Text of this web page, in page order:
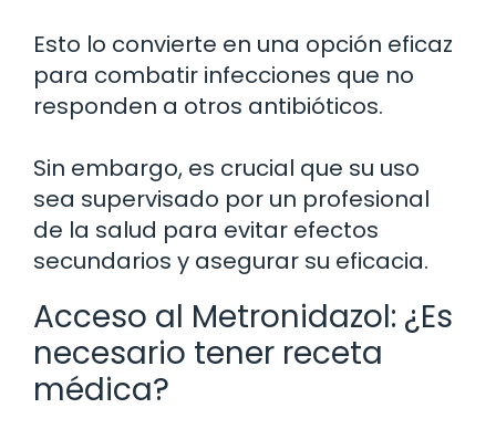
Esto lo convierte en una opción eficaz
para combatir infecciones que no
responden a otros antibióticos.
Sin embargo, es crucial que su uso
sea supervisado por un profesional
de la salud para evitar efectos
secundarios y asegurar su eficacia.
Acceso al Metronidazol: ¿Es
necesario tener receta
médica?